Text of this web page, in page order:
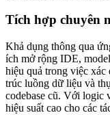
Tích hợp chuyên
Khả dụng thông qua
ích mở rộng IDE,
hiệu quả trong việc
trúc luồng dữ liệu và
codebase cũ. Với logic
hiệu suất cao cho các